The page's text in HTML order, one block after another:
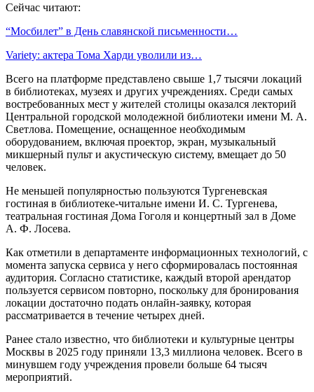
Сейчас читают:
“Мосбилет” в День славянской письменности…
Variety: актера Тома Харди уволили из…
Всего на платформе представлено свыше 1,7 тысячи локаций
в библиотеках, музеях и других учреждениях. Среди самых
востребованных мест у жителей столицы оказался лекторий
Центральной городской молодежной библиотеки имени М. А.
Светлова. Помещение, оснащенное необходимым
оборудованием, включая проектор, экран, музыкальный
микшерный пульт и акустическую систему, вмещает до 50
человек.
Не меньшей популярностью пользуются Тургеневская
гостиная в библиотеке-читальне имени И. С. Тургенева,
театральная гостиная Дома Гоголя и концертный зал в Доме
А. Ф. Лосева.
Как отметили в департаменте информационных технологий, с
момента запуска сервиса у него сформировалась постоянная
аудитория. Согласно статистике, каждый второй арендатор
пользуется сервисом повторно, поскольку для бронирования
локации достаточно подать онлайн-заявку, которая
рассматривается в течение четырех дней.
Ранее стало известно, что библиотеки и культурные центры
Москвы в 2025 году приняли 13,3 миллиона человек. Всего в
минувшем году учреждения провели больше 64 тысяч
мероприятий.